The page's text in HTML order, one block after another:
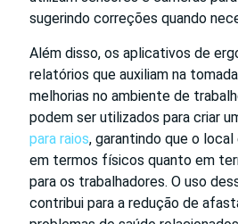
sugerindo correções quando
Além disso, os aplicativos de
relatórios que auxiliam na
melhorias no ambiente de
podem ser utilizados para criar
para raios, garantindo que o
em termos físicos quanto em
para os trabalhadores. O uso
contribui para a redução de